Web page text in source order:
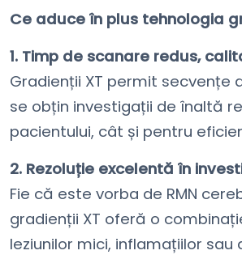
Ce aduce în plus tehnologia
1. Timp de scanare redus,
Gradienții XT permit secvențe
se obțin investigații de înaltă
pacientului, cât și pentru
2. Rezoluție excelentă în
Fie că este vorba de RMN
gradienții XT oferă o
leziunilor mici, inflamațiilor sau